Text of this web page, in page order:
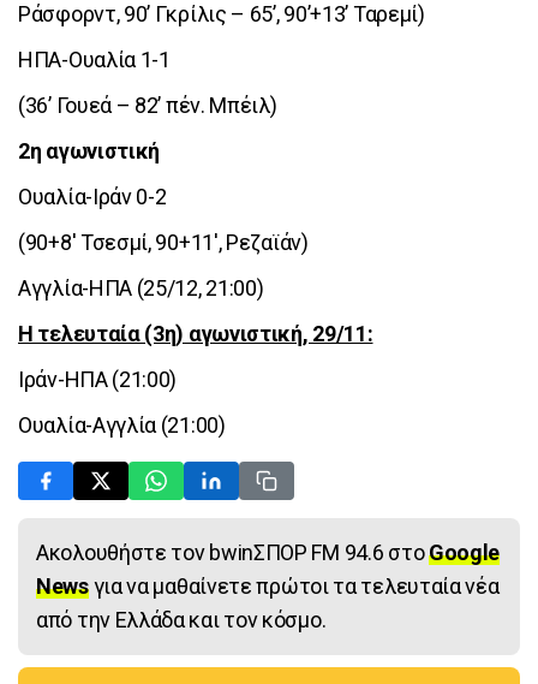
Ράσφορντ, 90’ Γκρίλις – 65’, 90’+13’ Ταρεμί)
ΗΠΑ-Ουαλία 1-1
(36’ Γουεά – 82’ πέν. Μπέιλ)
2η αγωνιστική
Ουαλία-Ιράν 0-2
(90+8' Τσεσμί, 90+11', Ρεζαϊάν)
Αγγλία-ΗΠΑ (25/12, 21:00)
Η τελευταία (3η) αγωνιστική, 29/11:
Ιράν-ΗΠΑ (21:00)
Ουαλία-Αγγλία (21:00)
Ακολουθήστε τον bwinΣΠΟΡ FM 94.6 στοGoogle
Newsγια να μαθαίνετε πρώτοι τα τελευταία νέα
από την Ελλάδα και τον κόσμο.